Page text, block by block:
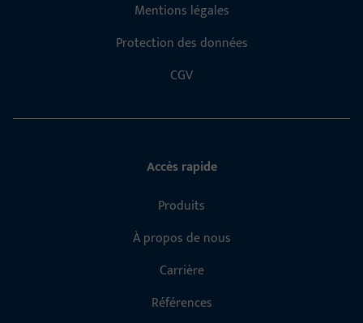
Mentions légales
Protection des données
CGV
Accès rapide
Produits
À propos de nous
Carrière
Références